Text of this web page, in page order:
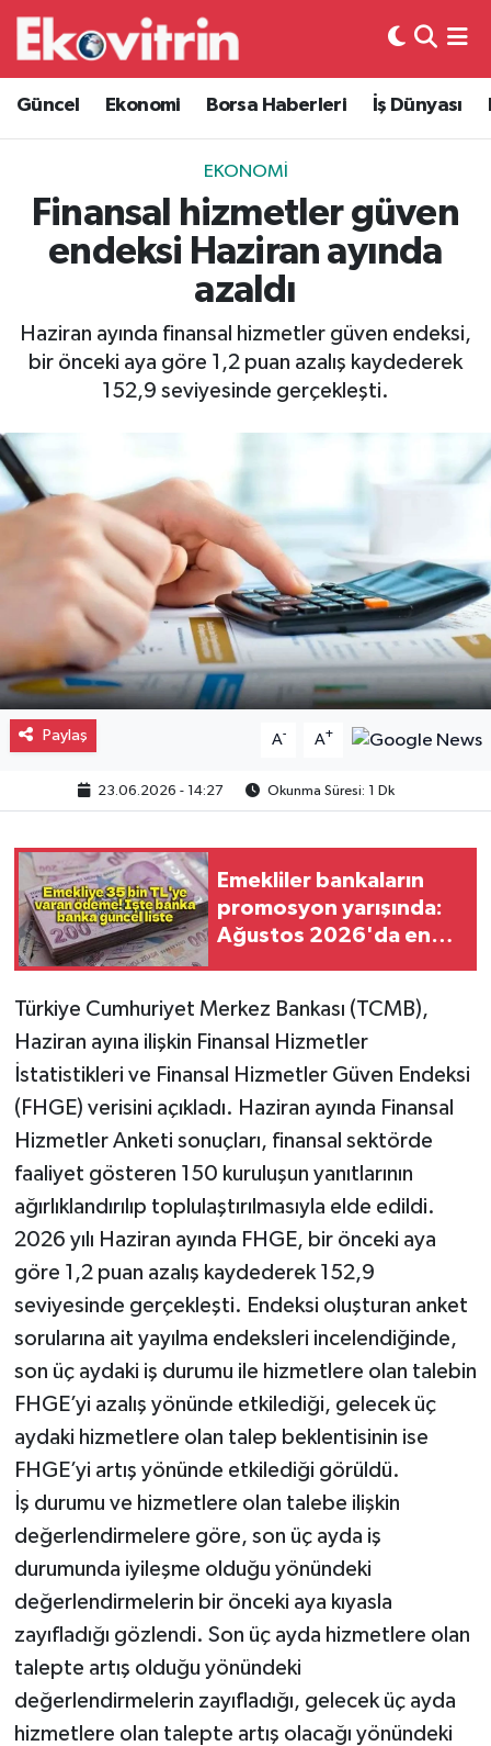
Güncel Ekonomi Borsa Haberleri İş Dünyası
EKONOMI
Finansal hizmetler güven
endeksi Haziran ayında
azaldı
Haziran ayında finansal hizmetler güven endeksi,
bir önceki aya göre 1,2 puan azalış kaydederek
152,9 seviyesinde gerçekleşti.
Paylaş A- A+
23.06.2026 - 14:27 Okunma Süresi: 1 Dk
Emekliler bankaların
promosyon yarışında:
Ağustos 2026'da en
Türkiye Cumhuriyet Merkez Bankası (TCMB),
Haziran ayına ilişkin Finansal Hizmetler
İstatistikleri ve Finansal Hizmetler Güven Endeksi
(FHGE) verisini açıkladı. Haziran ayında Finansal
Hizmetler Anketi sonuçları, finansal sektörde
faaliyet gösteren 150 kuruluşun yanıtlarının
ağırlıklandırılıp toplulaştırılmasıyla elde edildi.
2026 yılı Haziran ayında FHGE, bir önceki aya
göre 1,2 puan azalış kaydederek 152,9
seviyesinde gerçekleşti. Endeksi oluşturan anket
sorularına ait yayılma endeksleri incelendiğinde,
son üç aydaki iş durumu ile hizmetlere olan talebin
FHGE’yi azalış yönünde etkilediği, gelecek üç
aydaki hizmetlere olan talep beklentisinin ise
FHGE’yi artış yönünde etkilediği görüldü.
İş durumu ve hizmetlere olan talebe ilişkin
değerlendirmelere göre, son üç ayda iş
durumunda iyileşme olduğu yönündeki
değerlendirmelerin bir önceki aya kıyasla
zayıfladığı gözlendi. Son üç ayda hizmetlere olan
talepte artış olduğu yönündeki
değerlendirmelerin zayıfladığı, gelecek üç ayda
hizmetlere olan talepte artış olacağı yönündeki
Güncel
Ekonomi
Borsa Haberleri
İş Dünyası
Otovitrin
Gayrimenkul
Spor
Eğitim
Hava Durumu
Trafik Durumu
Süper Lig Puan Durumu ve Fikstür
Tüm Manşetler
Son Dakika Haberleri
Haber Arşivi